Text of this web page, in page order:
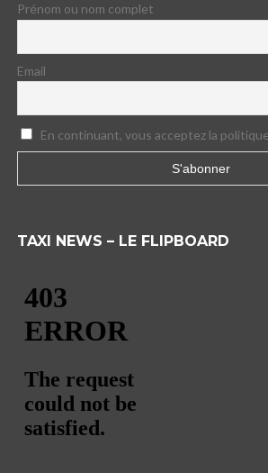
Prénom ou nom complet
Email
En continuant, vous acceptez la
TAXI NEWS – LE FLIPBOARD